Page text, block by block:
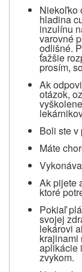
Niekoľko
hladina
inzulínu
varovné
odlišné.
ťažšie
prosím,
Ak
otázok,
Boli ste v
Máte
Ak pijete
ktoré
Pokiaľ
svojej
lekárovi
krajinami
aplikácie
zvykom.